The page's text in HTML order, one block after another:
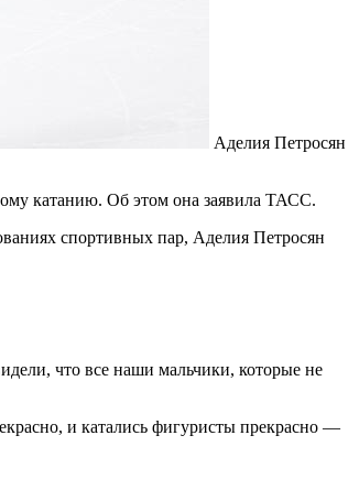
Аделия Петросян
катанию. Об этом она заявила ТАСС.
спортивных пар, Аделия Петросян
что все наши мальчики, которые не
и катались фигуристы прекрасно —